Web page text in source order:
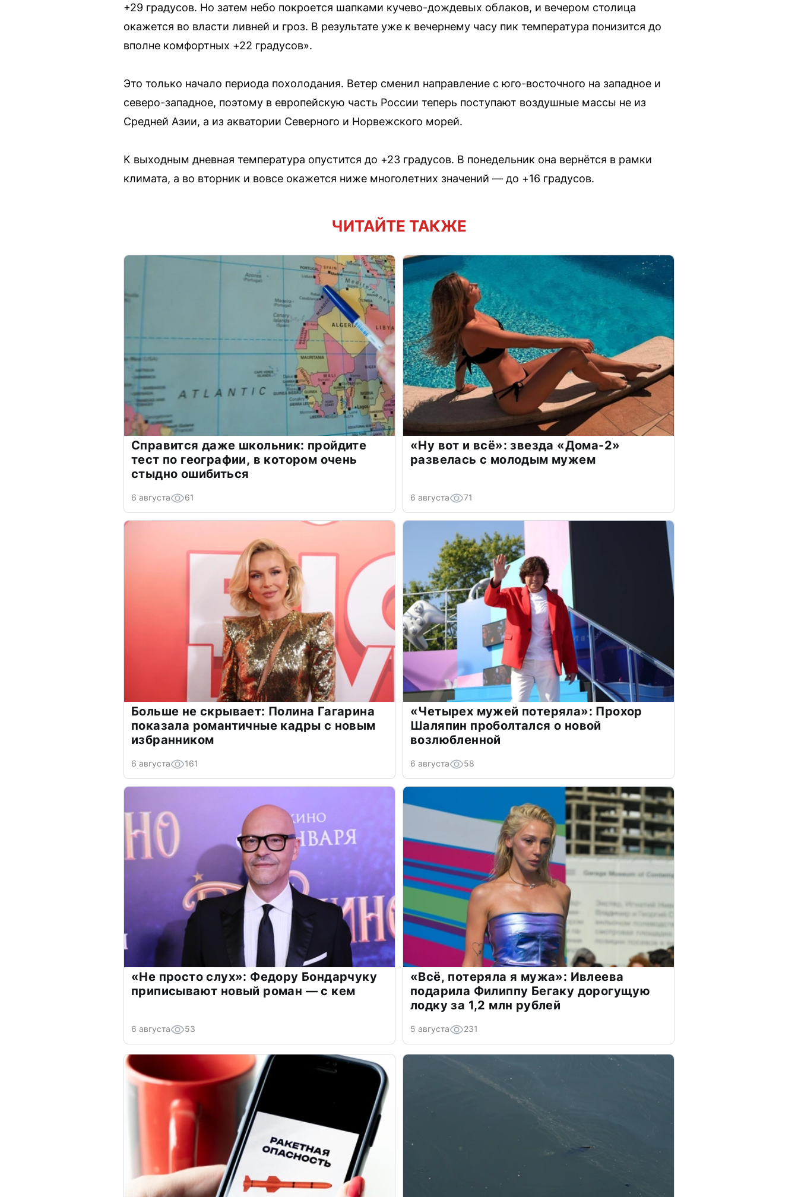
+29 градусов. Но затем небо покроется шапками кучево-дождевых облаков, и вечером столица
окажется во власти ливней и гроз. В результате уже к вечернему часу пик температура понизится до
вполне комфортных +22 градусов».
Это только начало периода похолодания. Ветер сменил направление с юго-восточного на западное и
северо-западное, поэтому в европейскую часть России теперь поступают воздушные массы не из
Средней Азии, а из акватории Северного и Норвежского морей.
К выходным дневная температура опустится до +23 градусов. В понедельник она вернётся в рамки
климата, а во вторник и вовсе окажется ниже многолетних значений — до +16 градусов.
ЧИТАЙТЕ ТАКЖЕ
Справится даже школьник: пройдите
тест по географии, в котором очень
стыдно ошибиться
6 августа 61
«Ну вот и всё»: звезда «Дома-2»
развелась с молодым мужем
6 августа 71
Больше не скрывает: Полина Гагарина
показала романтичные кадры с новым
избранником
6 августа 161
«Четырех мужей потеряла»: Прохор
Шаляпин проболтался о новой
возлюбленной
6 августа 58
«Не просто слух»: Федору Бондарчуку
приписывают новый роман — с кем
6 августа 53
«Всё, потеряла я мужа»: Ивлеева
подарила Филиппу Бегаку дорогущую
лодку за 1,2 млн рублей
5 августа 231